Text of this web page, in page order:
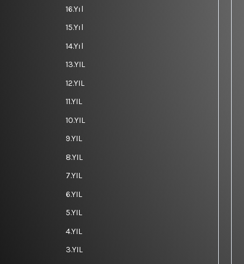
16.Yıl
15.Yıl
14.Yıl
13.YIL
12.YIL
11.YIL
10.YIL
9.YIL
8.YIL
7.YIL
6.YIL
5.YIL
4.YIL
3.YIL